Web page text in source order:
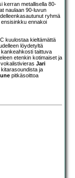
kerran metallisella 80-
naulaan 90-luvun
ryhmä
ennakoi
kuulostaa kieltämättä
löydetyltä
taittuva
etenkin kotimaiset ja
Jari
ja
pitkäsoittoa